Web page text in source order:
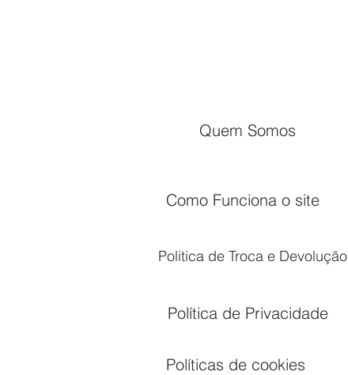
Quem Somos
Como Funciona o site
Politica de Troca e Devolução
Política de Privacidade
Políticas de cookies